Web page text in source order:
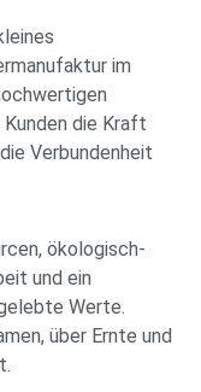
im
die Kraft
Verbundenheit
ökologisch-
und ein
Werte.
über Ernte und